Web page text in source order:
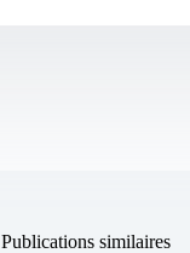
Publications similaires